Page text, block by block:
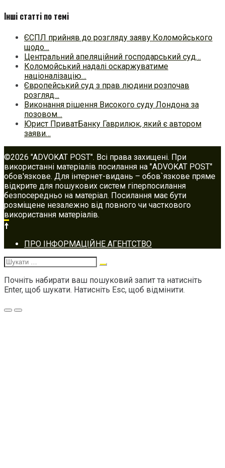
Інші статті по темі
ЄСПЛ прийняв до розгляду заяву Коломойського
щодо…
Центральний апеляційний господарський суд…
Коломойський надалі оскаржуватиме
націоналізацію…
Європейський суд з прав людини розпочав
розгляд…
Виконання рішення Високого суду Лондона за
позовом…
Юрист ПриватБанку Гаврилюк, який є автором
заяви…
©2026 "ADVOKAT POST". Всі права захищені. При
використанні матеріалів посилання на "ADVOKAT POST"
обов'язкове. Для інтернет-видань – обов`язкове пряме
відкрите для пошукових систем гіперпосилання
безпосередньо на матеріал. Посилання має бути
розміщене незалежно від повного чи часткового
використання матеріалів.
Footer
navigation
ПРО ІНФОРМАЦІЙНЕ АГЕНТСТВО
Шукати:
Почніть набирати ваш пошуковий запит та натисніть
Enter, щоб шукати. Натисніть Esc, щоб відмінити.
Меню